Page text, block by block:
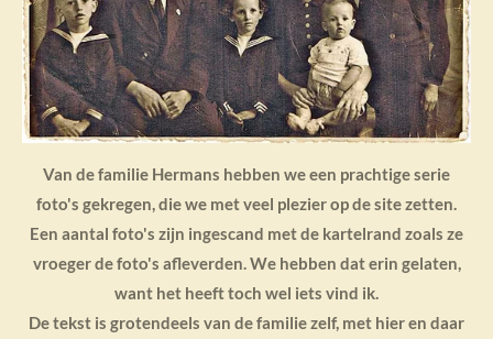
Van de familie Hermans hebben we een prachtige serie
foto's gekregen, die we met veel plezier op de site zetten.
Een aantal foto's zijn ingescand met de kartelrand zoals ze
vroeger de foto's afleverden. We hebben dat erin gelaten,
want het heeft toch wel iets vind ik.
De tekst is grotendeels van de familie zelf, met hier en daar